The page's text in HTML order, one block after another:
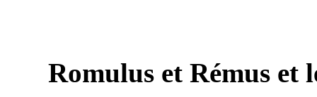
Romulus et Rémus et